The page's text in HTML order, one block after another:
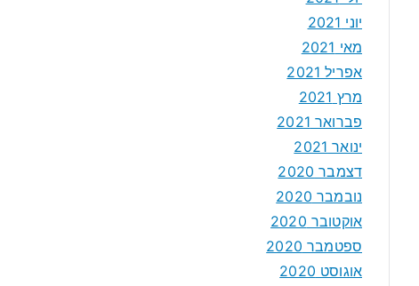
יוני 2021
מאי 2021
אפריל 2021
מרץ 2021
פברואר 2021
ינואר 2021
דצמבר 2020
נובמבר 2020
אוקטובר 2020
ספטמבר 2020
אוגוסט 2020